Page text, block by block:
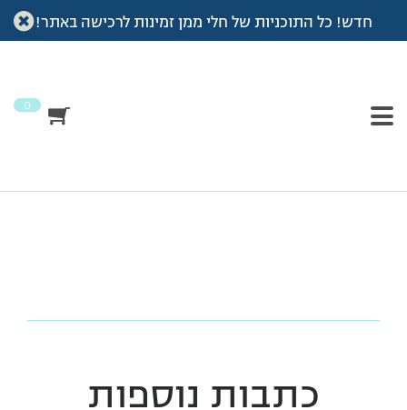
חדש! כל התוכניות של חלי ממן זמינות לרכישה באתר!
0
עמוד הבית >סיפור ההצלחה של מירית מלצר המנחה>מירית_מלצר
כתבות נוספות